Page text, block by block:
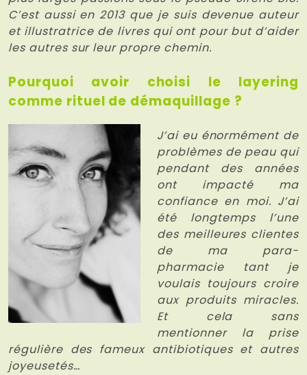
C’est aussi en 2013 que je suis devenue auteur
et illustratrice de livres qui ont pour but d’aider
les autres sur leur propre chemin.
Pourquoi avoir choisi le layering
comme rituel de démaquillage ?
J’ai eu énormément de
problèmes de peau qui
pendant des années
ont impacté ma
confiance en moi. J’ai
été longtemps l’une
des meilleures clientes
de ma para-
pharmacie tant je
voulais toujours croire
aux produits miracles.
Et cela sans
mentionner la prise
régulière des fameux antibiotiques et autres
joyeusetés…